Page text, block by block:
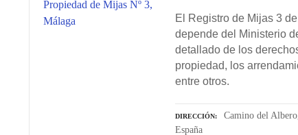
El Registro de Mijas 3
depende del Ministerio
detallado de los
propiedad, los
entre otros.
DIRECCIÓN
Camino del
España